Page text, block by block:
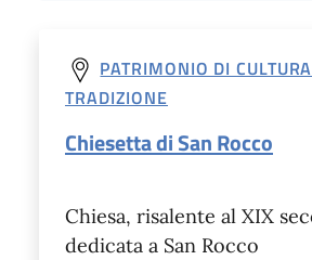
PATRIMONIO DI
TRADIZIONE
Chiesetta di San Rocco
Chiesa, risalente al XIX
dedicata a San Rocco